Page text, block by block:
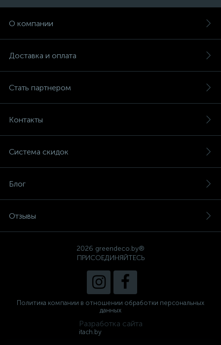
О компании
Доставка и оплата
Стать партнером
Контакты
Система скидок
Блог
Отзывы
2026 greendeco.by®
ПРИСОЕДИНЯЙТЕСЬ
Политика компании в отношении обработки персональных
данных
Разработка сайта
itach.by